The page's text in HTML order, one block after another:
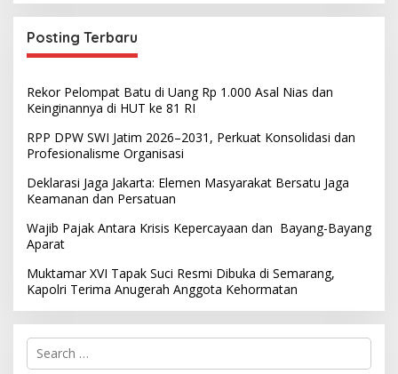
Posting Terbaru
Rekor Pelompat Batu di Uang Rp 1.000 Asal Nias dan
Keinginannya di HUT ke 81 RI
RPP DPW SWI Jatim 2026–2031, Perkuat Konsolidasi dan
Profesionalisme Organisasi
Deklarasi Jaga Jakarta: Elemen Masyarakat Bersatu Jaga
Keamanan dan Persatuan
Wajib Pajak Antara Krisis Kepercayaan dan Bayang-Bayang
Aparat
Muktamar XVI Tapak Suci Resmi Dibuka di Semarang,
Kapolri Terima Anugerah Anggota Kehormatan
S